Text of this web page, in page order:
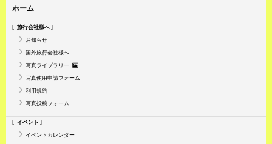
ホーム
旅行会社様へ
お知らせ
国外旅行会社様へ
写真ライブラリー
写真使用申請フォーム
利用規約
写真投稿フォーム
イベント
イベントカレンダー